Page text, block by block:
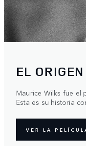
EL
Maurice Wilks fue el
Esta es su historia
VER LA